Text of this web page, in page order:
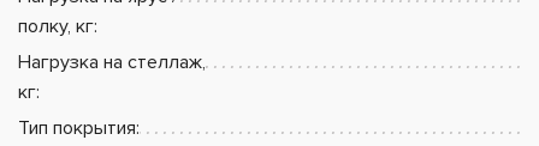
полку, кг:
Нагрузка на стеллаж,
кг:
Тип покрытия: